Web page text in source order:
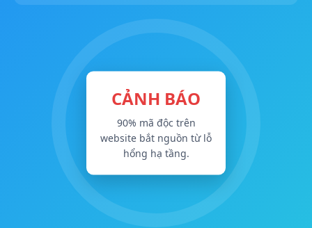
CẢNH BÁO
90% mã độc trên
website bắt nguồn từ lỗ
hổng hạ tầng.